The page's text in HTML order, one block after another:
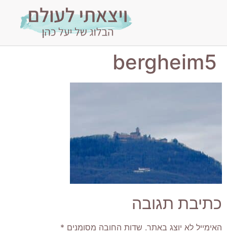
bergheim5
כתיבת תגובה
האימייל לא יוצג באתר. שדות החובה מסומנים *